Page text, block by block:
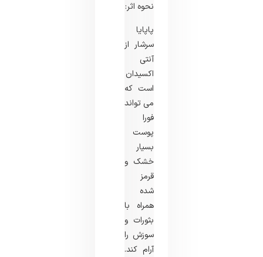
نحوه اثر:
پاپایا
سرشار از
آنتی
اکسیدان
است که
می تواند
فورا
پوست
بسیار
خشک و
قرمز
شده
همراه با
بثورات و
سوزش را
آرام کند.